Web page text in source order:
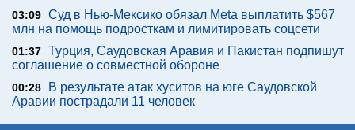
03:09 Суд в Нью-Мексико обязал Meta выплатить $567
млн на помощь подросткам и лимитировать соцсети
01:37 Турция, Саудовская Аравия и Пакистан подпишут
соглашение о совместной обороне
00:28
В результате атак хуситов на юге Саудовской
Аравии пострадали 11 человек